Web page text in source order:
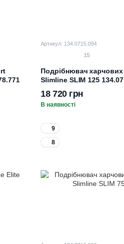
Артикул: 134.0715.094
15
Подрібнювач харчових
Slimline SLIM 125
18 720 грн
В наявності
9
8